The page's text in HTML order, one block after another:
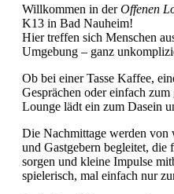
Willkommen in derOffenen
K13 in Bad Nauheim!
Hier treffen sich Menschen
Umgebung – ganz
Ob bei einer Tasse Kaffee,
Gesprächen oder einfach
Lounge lädt ein zum Dasein
Die Nachmittage werden von
und Gastgebern begleitet, die
sorgen und kleine Impulse
spielerisch, mal einfach nur